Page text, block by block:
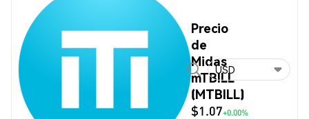
Precio
de
Midas
mTBILL
(MTBILL)
$1.07+0.00%
USD